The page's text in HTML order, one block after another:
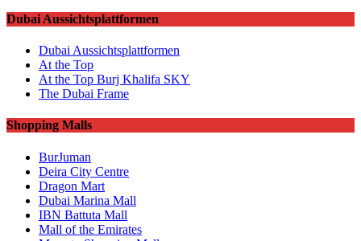
Dubai Aussichtsplattformen
Dubai Aussichtsplattformen
At the Top
At the Top Burj Khalifa SKY
The Dubai Frame
Shopping Malls
BurJuman
Deira City Centre
Dragon Mart
Dubai Marina Mall
IBN Battuta Mall
Mall of the Emirates